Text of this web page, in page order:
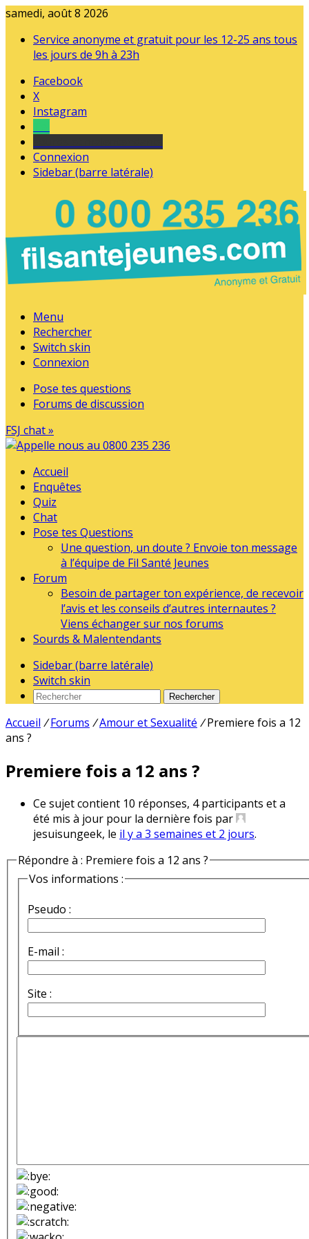
samedi, août 8 2026
Service anonyme et gratuit pour les 12-25 ans tous
les jours de 9h à 23h
Facebook
X
Instagram
Connexion
Sidebar (barre latérale)
Menu
Rechercher
Switch skin
Connexion
Pose tes questions
Forums de discussion
FSJ chat »
Accueil
Enquêtes
Quiz
Chat
Pose tes Questions
Une question, un doute ? Envoie ton message
à l’équipe de Fil Santé Jeunes
Forum
Besoin de partager ton expérience, de recevoir
l’avis et les conseils d’autres internautes ?
Viens échanger sur nos forums
Sourds & Malentendants
Sidebar (barre latérale)
Switch skin
Rechercher
Accueil / Forums /Amour et Sexualité / Premiere fois a 12
ans ?
Premiere fois a 12 ans ?
Ce sujet contient 10 réponses, 4 participants et a
été mis à jour pour la dernière fois par
jesuisungeek, le il y a 3 semaines et 2 jours.
Répondre à : Premiere fois a 12 ans ?
Vos informations :
Pseudo :
E-mail :
Site :